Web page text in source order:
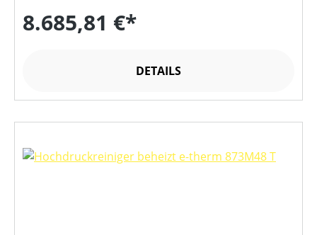
8.685,81 €*
DETAILS